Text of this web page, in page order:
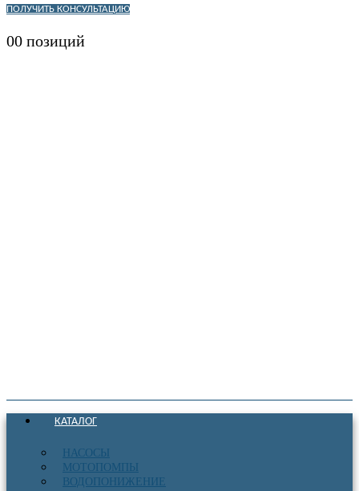
ПОЛУЧИТЬ КОНСУЛЬТАЦИЮ
00 позиций
КАТАЛОГ
НАСОСЫ
МОТОПОМПЫ
ВОДОПОНИЖЕНИЕ